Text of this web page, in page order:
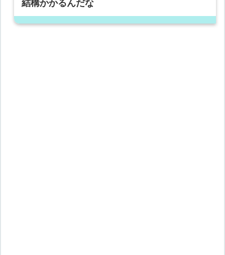
結構かかるんだな